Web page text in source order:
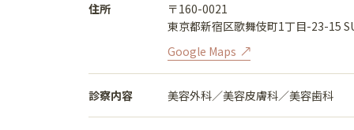
住所
〒160-0021
東京都新宿区歌舞伎町1丁目-23-15
Google Maps
診察内容 美容外科／美容皮膚科／美容歯科